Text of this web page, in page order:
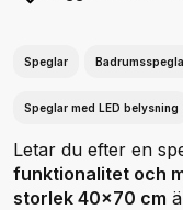
Speglar
Speglar med LED belysning
Letar du efter en
funktionalitet och
storlek 40x70 cm